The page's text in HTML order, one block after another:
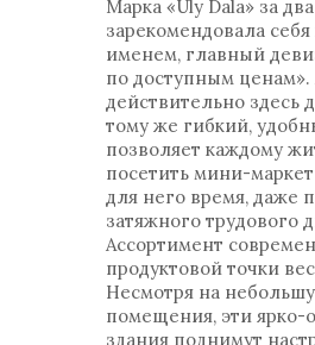
Марка «Uly Dala» за
зарекомендовала себя
именем, главный
по доступным
действительно здесь
тому же гибкий,
позволяет каждому
посетить мини-
для него время, даже
затяжного трудового
Ассортимент
продуктовой точки
Несмотря на
помещения, эти ярко-
здания поднимут